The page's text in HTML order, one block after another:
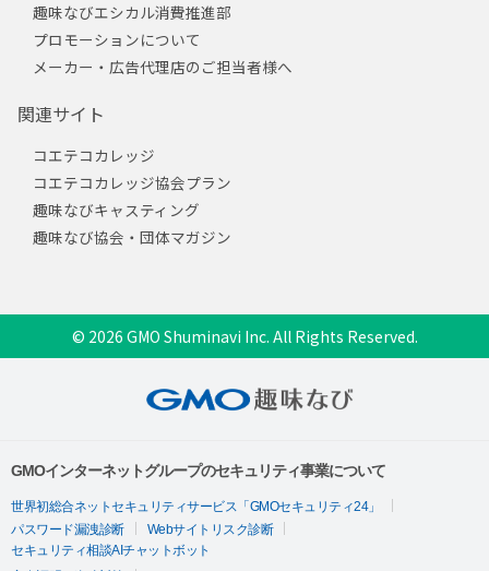
趣味なびエシカル消費推進部
プロモーションについて
メーカー・広告代理店のご担当者様へ
関連サイト
コエテコカレッジ
コエテコカレッジ協会プラン
趣味なびキャスティング
趣味なび協会・団体マガジン
© 2026 GMO Shuminavi Inc. All Rights Reserved.